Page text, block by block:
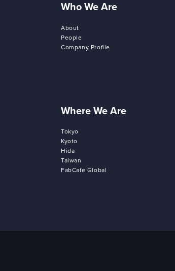
Who We Are
About
People
Company Profile
Where We Are
Tokyo
Kyoto
Hida
Taiwan
FabCafe Global